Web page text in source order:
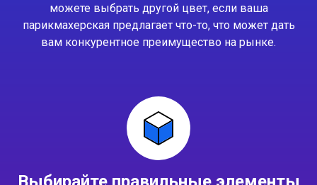
можете выбрать другой цвет, если ваша
парикмахерская предлагает что-то, что может дать
вам конкурентное преимущество на рынке.